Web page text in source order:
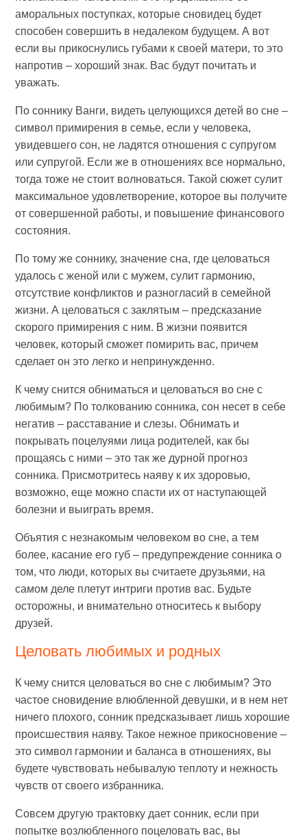
аморальных поступках, которые сновидец будет
способен совершить в недалеком будущем. А вот
если вы прикоснулись губами к своей матери, то это
напротив – хороший знак. Вас будут почитать и
уважать.
По соннику Ванги, видеть целующихся детей во сне –
символ примирения в семье, если у человека,
увидевшего сон, не ладятся отношения с супругом
или супругой. Если же в отношениях все нормально,
тогда тоже не стоит волноваться. Такой сюжет сулит
максимальное удовлетворение, которое вы получите
от совершенной работы, и повышение финансового
состояния.
По тому же соннику, значение сна, где целоваться
удалось с женой или с мужем, сулит гармонию,
отсутствие конфликтов и разногласий в семейной
жизни. А целоваться с заклятым – предсказание
скорого примирения с ним. В жизни появится
человек, который сможет помирить вас, причем
сделает он это легко и непринужденно.
К чему снится обниматься и целоваться во сне с
любимым? По толкованию сонника, сон несет в себе
негатив – расставание и слезы. Обнимать и
покрывать поцелуями лица родителей, как бы
прощаясь с ними – это так же дурной прогноз
сонника. Присмотритесь наяву к их здоровью,
возможно, еще можно спасти их от наступающей
болезни и выиграть время.
Объятия с незнакомым человеком во сне, а тем
более, касание его губ – предупреждение сонника о
том, что люди, которых вы считаете друзьями, на
самом деле плетут интриги против вас. Будьте
осторожны, и внимательно относитесь к выбору
друзей.
Целовать любимых и родных
К чему снится целоваться во сне с любимым? Это
частое сновидение влюбленной девушки, и в нем нет
ничего плохого, сонник предсказывает лишь хорошие
происшествия наяву. Такое нежное прикосновение –
это символ гармонии и баланса в отношениях, вы
будете чувствовать небывалую теплоту и нежность
чувств от своего избранника.
Совсем другую трактовку дает сонник, если при
попытке возлюбленного поцеловать вас, вы